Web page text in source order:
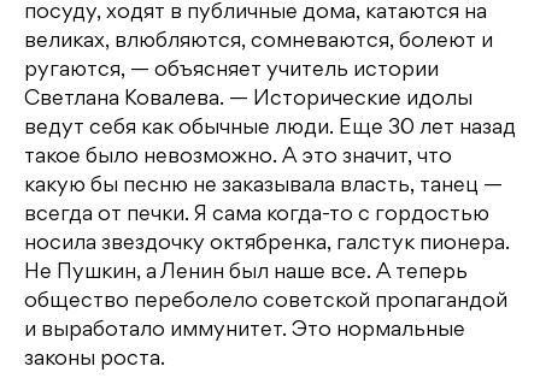
посуду, ходят в публичные дома, катаются на
великах, влюбляются, сомневаются, болеют и
ругаются, — объясняет учитель истории
Светлана Ковалева. — Исторические идолы
ведут себя как обычные люди. Еще 30 лет назад
такое было невозможно. А это значит, что
какую бы песню не заказывала власть, танец —
всегда от печки. Я сама когда-то с гордостью
носила звездочку октябренка, галстук пионера.
Не Пушкин, а Ленин был наше все. А теперь
общество переболело советской пропагандой
и выработало иммунитет. Это нормальные
законы роста.